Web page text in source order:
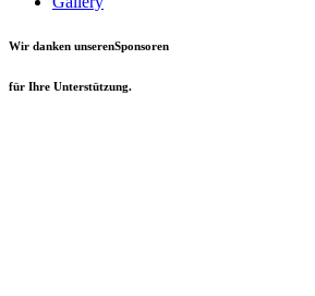
Wir danken unserenSponsoren
für Ihre Unterstützung.